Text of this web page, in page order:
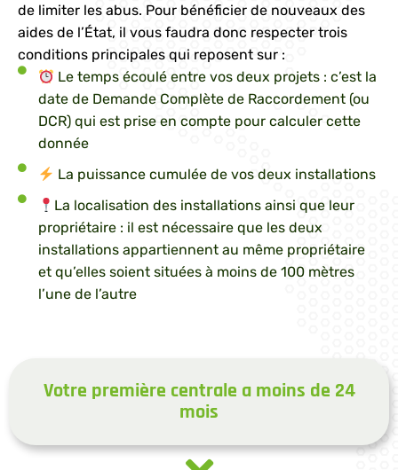
de limiter les abus. Pour bénéficier de nouveaux des
aides de l’État, il vous faudra donc respecter trois
conditions principales qui reposent sur :
Le temps écoulé entre vos deux projets : c’est la
date de Demande Complète de Raccordement (ou
DCR) qui est prise en compte pour calculer cette
donnée
La puissance cumulée de vos deux installations
La localisation des installations ainsi que leur
propriétaire : il est nécessaire que les deux
installations appartiennent au même propriétaire
et qu’elles soient situées à moins de 100 mètres
l’une de l’autre
Votre première centrale a moins de 24
mois